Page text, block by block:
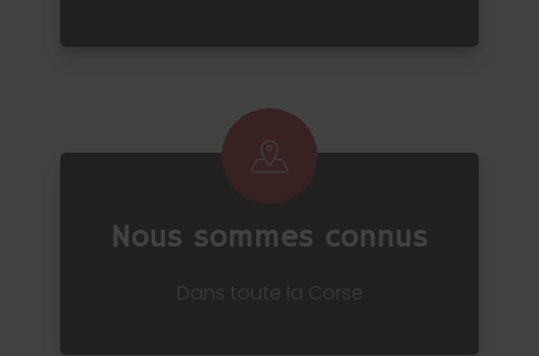
Nous sommes connus
Dans toute la Corse